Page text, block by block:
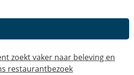
zoekt vaker naar beleving en
restaurantbezoek